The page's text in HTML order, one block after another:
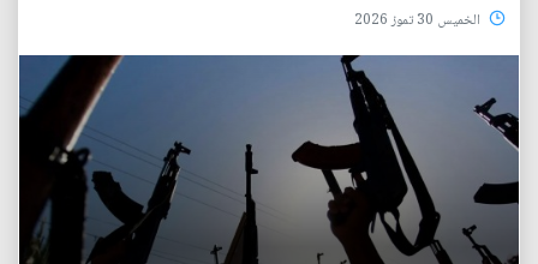
الخميس 30 تموز 2026